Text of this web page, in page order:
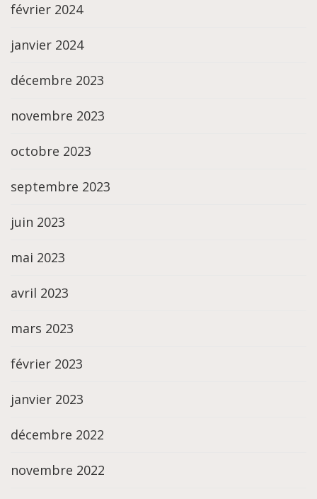
février 2024
janvier 2024
décembre 2023
novembre 2023
octobre 2023
septembre 2023
juin 2023
mai 2023
avril 2023
mars 2023
février 2023
janvier 2023
décembre 2022
novembre 2022